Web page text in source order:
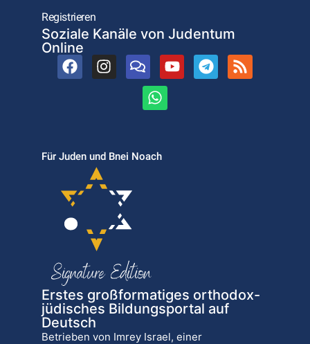
Registrieren
Soziale Kanäle von Judentum
Online
Für Juden und Bnei Noach
Erstes großformatiges orthodox-
jüdisches Bildungsportal auf
Deutsch
Betrieben von Imrey Israel, einer